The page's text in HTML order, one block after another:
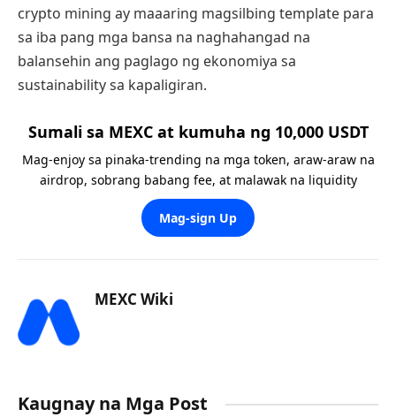
crypto mining ay maaaring magsilbing template para
sa iba pang mga bansa na naghahangad na
balansehin ang paglago ng ekonomiya sa
sustainability sa kapaligiran.
Sumali sa MEXC at kumuha ng 10,000 USDT
Mag-enjoy sa pinaka-trending na mga token, araw-araw na
airdrop, sobrang babang fee, at malawak na liquidity
Mag-sign Up
MEXC Wiki
Kaugnay na Mga Post